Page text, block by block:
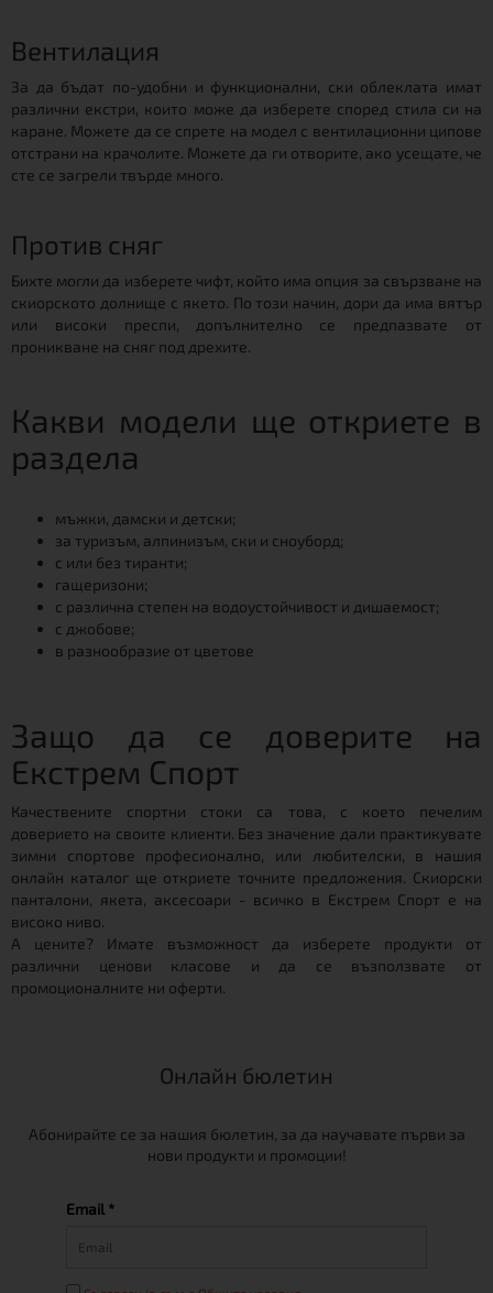
Вентилация
За да бъдат по-удобни и функционални, ски облеклата имат
различни екстри, които може да изберете според стила си на
каране. Можете да се спрете на модел с вентилационни ципове
отстрани на крачолите. Можете да ги отворите, ако усещате, че
сте се загрели твърде много.
Против сняг
Бихте могли да изберете чифт, който има опция за свързване на
скиорското долнище с якето. По този начин, дори да има вятър
или високи преспи, допълнително се предпазвате от
проникване на сняг под дрехите.
Какви модели ще откриете в
раздела
мъжки, дамски и детски;
за туризъм, алпинизъм, ски и сноуборд;
с или без тиранти;
гащеризони;
с различна степен на водоустойчивост и дишаемост;
с джобове;
в разнообразие от цветове
Защо да се доверите на
Екстрем Спорт
Качествените спортни стоки са това, с което печелим
доверието на своите клиенти. Без значение дали практикувате
зимни спортове професионално, или любителски, в нашия
онлайн каталог ще откриете точните предложения. Скиорски
панталони, якета, аксесоари - всичко в Екстрем Спорт е на
високо ниво.
А цените? Имате възможност да изберете продукти от
различни ценови класове и да се възползвате от
промоционалните ни оферти.
Онлайн бюлетин
Абонирайте се за нашия бюлетин, за да научавате първи за
нови продукти и промоции!
Email *